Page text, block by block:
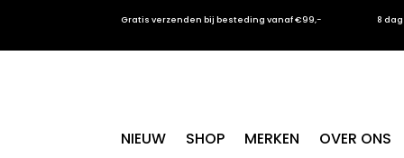
Gratis verzenden bij besteding vanaf €99,- 8
NIEUW SHOP MERKEN OVER ONS